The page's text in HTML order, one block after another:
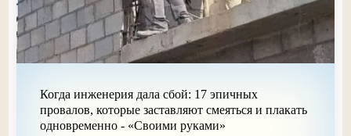
Когда инженерия дала сбой: 17 эпичных
провалов, которые заставляют смеяться и плакать
одновременно - «Своими руками»